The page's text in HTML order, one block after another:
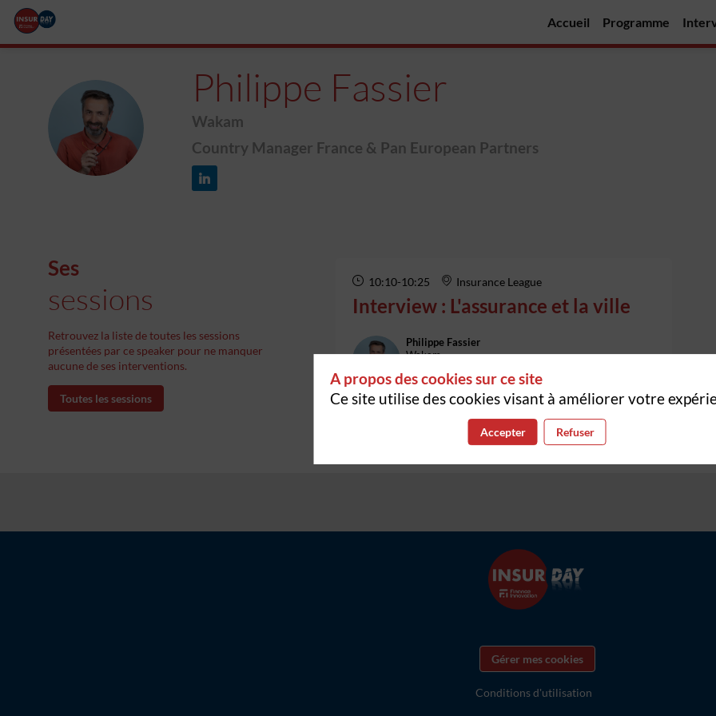
Accueil Programme
PF
Philippe Fassier
Wakam
Country Manager France & Pan European Partners
Ses
sessions
Retrouvez la liste de toutes les sessions
présentées par ce speaker pour ne manquer
aucune de ses interventions.
Toutes les sessions
10:10-10:25 Insurance League
Interview : L'assurance et la ville
PF
Philippe Fassier
Wakam
Gérer mes cookies
Conditions d'utilisation
A propos des cookies sur ce site
Ce site utilise des cookies visant à améliorer votre
Accepter Refuser